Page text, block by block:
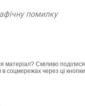
помилку
матеріал? Сміливо поділися
в соцмережах через ці кнопки